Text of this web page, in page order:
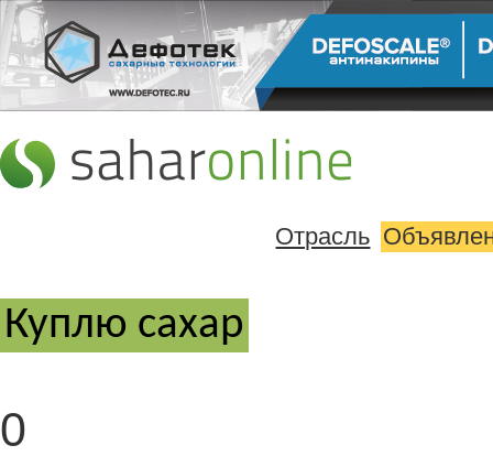
Отрасль
Куплю cахар
0